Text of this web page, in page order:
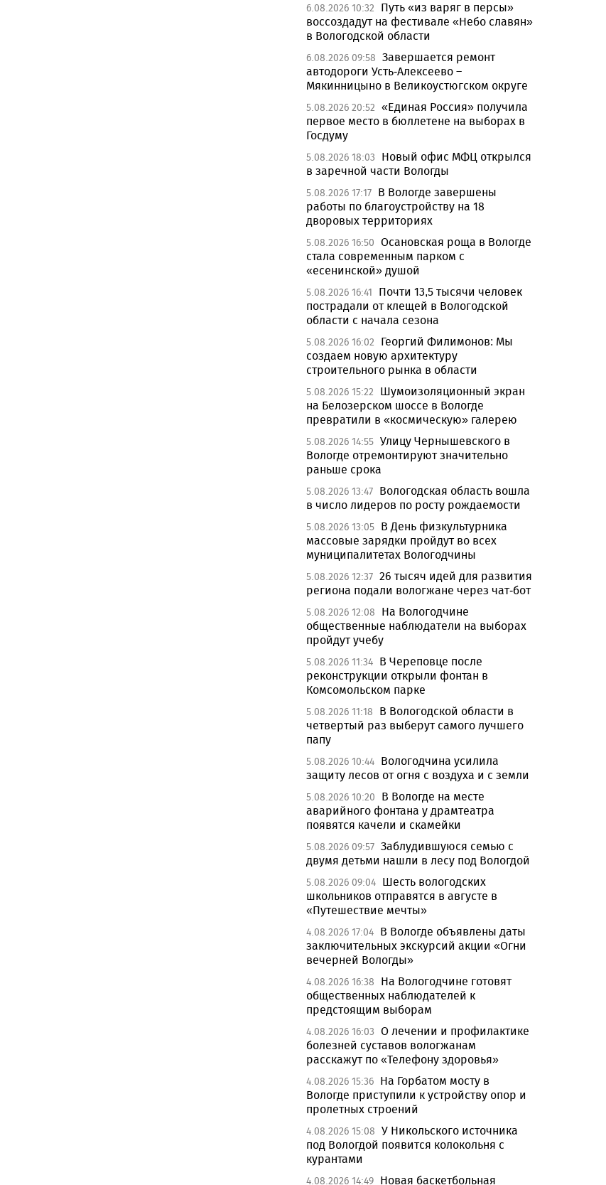
6.08.2026 10:32
Путь «из варяг в персы»
воссоздадут на фестивале «Небо славян»
в Вологодской области
6.08.2026 09:58 Завершается ремонт
автодороги Усть-Алексеево –
Мякинницыно в Великоустюгском округе
5.08.2026 20:52 «Единая Россия» получила
первое место в бюллетене на выборах в
Госдуму
5.08.2026 18:03
Новый офис МФЦ открылся
в заречной части Вологды
5.08.2026 17:17 В Вологде завершены
работы по благоустройству на 18
дворовых территориях
5.08.2026 16:50 Осановская роща в Вологде
стала современным парком с
«есенинской» душой
5.08.2026 16:41
Почти 13,5 тысячи человек
пострадали от клещей в Вологодской
области с начала сезона
5.08.2026 16:02
Георгий Филимонов: Мы
создаем новую архитектуру
строительного рынка в области
5.08.2026 15:22
Шумоизоляционный экран
на Белозерском шоссе в Вологде
превратили в «космическую» галерею
5.08.2026 14:55 Улицу Чернышевского в
Вологде отремонтируют значительно
раньше срока
5.08.2026 13:47 Вологодская область вошла
в число лидеров по росту рождаемости
5.08.2026 13:05 В День физкультурника
массовые зарядки пройдут во всех
муниципалитетах Вологодчины
5.08.2026 12:37 26 тысяч идей для развития
региона подали вологжане через чат-бот
5.08.2026 12:08
На Вологодчине
общественные наблюдатели на выборах
пройдут учебу
5.08.2026 11:34 В Череповце после
реконструкции открыли фонтан в
Комсомольском парке
5.08.2026 11:18
В Вологодской области в
четвертый раз выберут самого лучшего
папу
5.08.2026 10:44 Вологодчина усилила
защиту лесов от огня с воздуха и с земли
5.08.2026 10:20
В Вологде на месте
аварийного фонтана у драмтеатра
появятся качели и скамейки
5.08.2026 09:57 Заблудившуюся семью с
двумя детьми нашли в лесу под Вологдой
5.08.2026 09:04 Шесть вологодских
школьников отправятся в августе в
«Путешествие мечты»
4.08.2026 17:04 В Вологде объявлены даты
заключительных экскурсий акции «Огни
вечерней Вологды»
4.08.2026 16:38
На Вологодчине готовят
общественных наблюдателей к
предстоящим выборам
4.08.2026 16:03 О лечении и профилактике
болезней суставов вологжанам
расскажут по «Телефону здоровья»
4.08.2026 15:36 На Горбатом мосту в
Вологде приступили к устройству опор и
пролетных строений
4.08.2026 15:08 У Никольского источника
под Вологдой появится колокольня с
курантами
4.08.2026 14:49 Новая баскетбольная